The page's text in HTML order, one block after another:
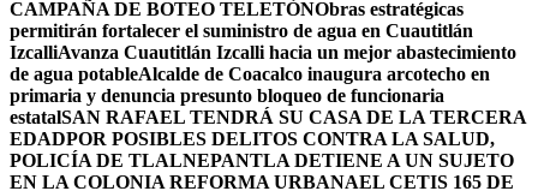
CAMPAÑA DE BOTEO TELETÓNObras estratégicas
permitirán fortalecer el suministro de agua en Cuautitlán
IzcalliAvanza Cuautitlán Izcalli hacia un mejor abastecimiento
de agua potableAlcalde de Coacalco inaugura arcotecho en
primaria y denuncia presunto bloqueo de funcionaria
estatalSAN RAFAEL TENDRÁ SU CASA DE LA TERCERA
EDADPOR POSIBLES DELITOS CONTRA LA SALUD,
POLICÍA DE TLALNEPANTLA DETIENE A UN SUJETO
EN LA COLONIA REFORMA URBANAEL CETIS 165 DE